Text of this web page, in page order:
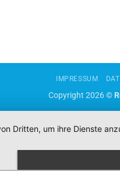
IMPRESSUM
Copyright 2026 ©
Dritten, um ihre Dienste